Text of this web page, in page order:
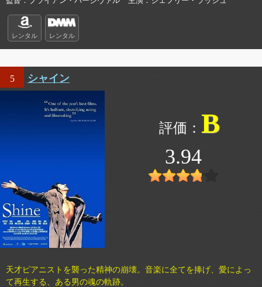
レンタル レンタル
5 シャイン
B
3.94
天才ピアニストを襲った精神の崩壊。音楽に全てを捧げ、愛によっ
て再生する、ある男の魂の軌跡。